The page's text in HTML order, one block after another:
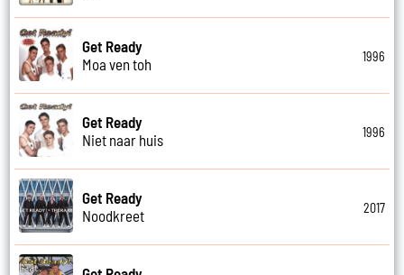
Get Ready
Moa ven toh
1996
Get Ready
Niet naar huis
1996
Get Ready
Noodkreet
2017